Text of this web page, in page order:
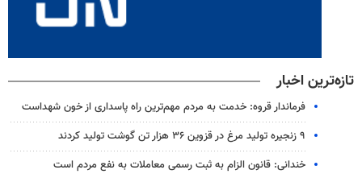
تازه‌ترین اخبار
فرماندار قروه: خدمت به مردم مهم‌ترین راه پاسداری از خون شهداست
۹ زنجیره تولید مرغ در قزوین ۳۶ هزار تن گوشت تولید کردند
خندانی: قانون الزام به ثبت رسمی معاملات به نفع مردم است